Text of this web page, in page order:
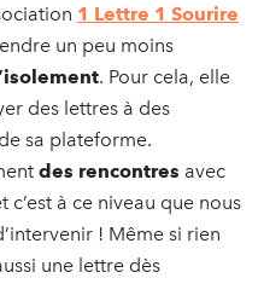
1 Lettre 1 Sourire
un peu moins
. Pour cela, elle
des lettres à des
sa plateforme.
des rencontres avec
c’est à ce niveau que nous
! Même si rien
une lettre dès